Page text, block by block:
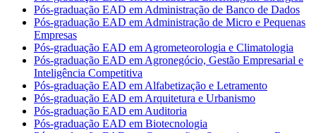
Pós-graduação EAD em Administração de Banco de Dados
Pós-graduação EAD em Administração de Micro e Pequenas
Empresas
Pós-graduação EAD em Agrometeorologia e Climatologia
Pós-graduação EAD em Agronegócio, Gestão Empresarial e
Inteligência Competitiva
Pós-graduação EAD em Alfabetização e Letramento
Pós-graduação EAD em Arquitetura e Urbanismo
Pós-graduação EAD em Auditoria
Pós-graduação EAD em Biotecnologia